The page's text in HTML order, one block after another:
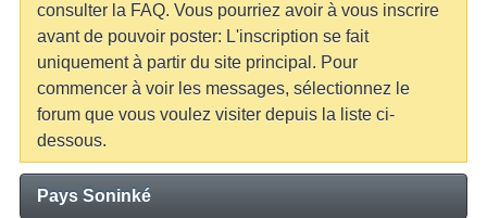
consulter la FAQ. Vous pourriez avoir à vous inscrire
avant de pouvoir poster: L'inscription se fait
uniquement à partir du site principal. Pour
commencer à voir les messages, sélectionnez le
forum que vous voulez visiter depuis la liste ci-
dessous.
Pays Soninké